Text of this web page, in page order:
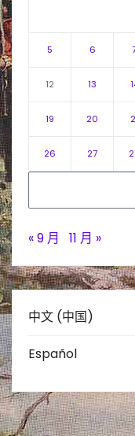
5 6
12 13
19 20
26 27
« 9 月 11 月 »
中文 (中国)
Español